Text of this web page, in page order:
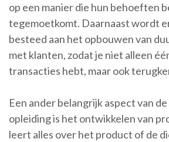
op een manier die hun behoeften
tegemoetkomt. Daarnaast wordt
besteed aan het opbouwen van
met klanten, zodat je niet alleen
transacties hebt, maar ook
Een ander belangrijk aspect van
opleiding is het ontwikkelen van
leert alles over het product of de